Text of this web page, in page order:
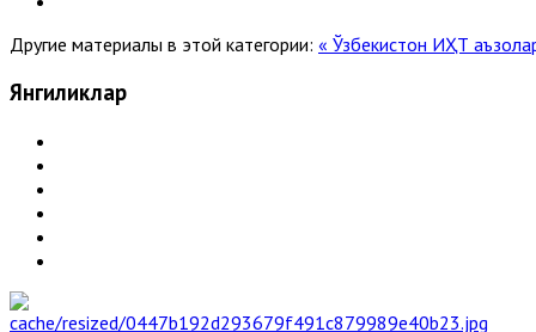
Другие материалы в этой категории: « Ўзбекистон ИҲТ
Янгиликлар